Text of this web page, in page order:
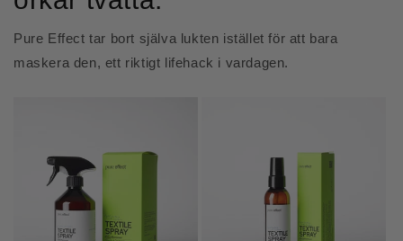
Pure Effect tar bort själva lukten istället för att bara
maskera den, ett riktigt lifehack i vardagen.